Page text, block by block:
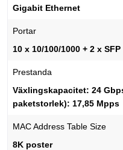
Gigabit Ethernet
Portar
10 x 10/100/1000 + 2 x SFP
Prestanda
Växlingskapacitet: 24
paketstorlek): 17,85 Mpps
MAC Address Table Size
8K poster